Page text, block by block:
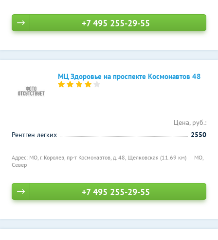
+7 495 255-29-55
МЦ Здоровье на проспекте Космонавтов 48
Адрес: МО, г. Королев, пр-т Космонавтов, д. 48, Щелковская (11.69 км)
МО,
Север
Цена, руб.:
Рентген легких
2550
+7 495 255-29-55